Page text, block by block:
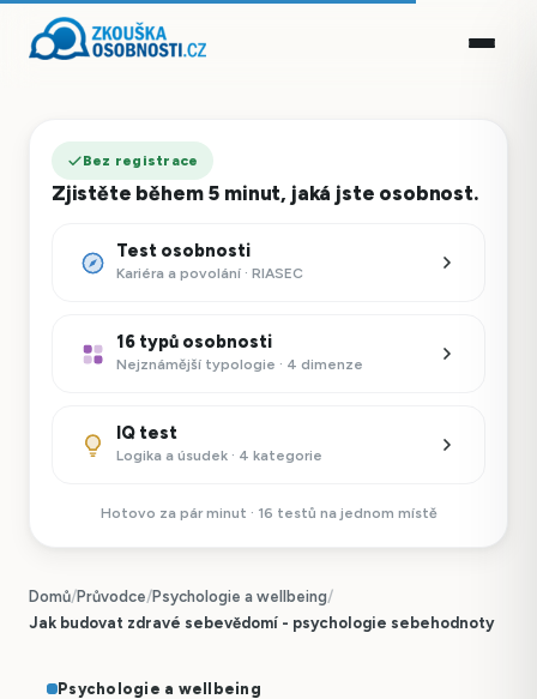
Bez registrace
Zjistěte během 5 minut, jaká jste osobnost.
Test osobnosti
Kariéra a povolání · RIASEC
16 typů osobnosti
Nejznámější typologie · 4 dimenze
IQ test
Logika a úsudek · 4 kategorie
Hotovo za pár minut · 16 testů na jednom místě
Domů/Průvodce/Psychologie a wellbeing/
Jak budovat zdravé sebevědomí - psychologie sebehodnoty
Psychologie a wellbeing